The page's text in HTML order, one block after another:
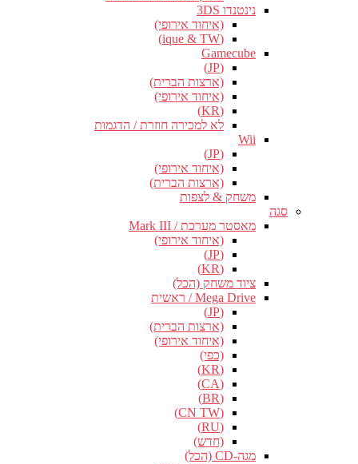
נינטנדו 3DS
(איחוד אירופי)
(ique & TW)
Gamecube
(JP)
(ארצות הברית)
(איחוד אירופי)
(KR)
לא למכירה חוזרת / הדגמות
Wii
(JP)
(איחוד אירופי)
(ארצות הברית)
משחק & לצפות
סגה
מאסטר מערכת / Mark III
(איחוד אירופי)
(JP)
(KR)
ציוד משחק (הכל)
Mega Drive / ראשית
(JP)
(ארצות הברית)
(איחוד אירופי)
(כפי)
(KR)
(CA)
(BR)
(CN TW)
(RU)
(חדש)
מגה-CD (הכל)